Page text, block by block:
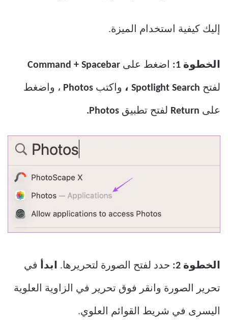
إليك كيفية استخدام الميزة.
الخطوة 1: اضغط على
لفتح واكتب Photos ، واضغط
على Return لفتح تطبيق Photos.
الخطوة 2: حدد لفتح الصورة لتحريرها. ابدأ في
تحرير الصورة وانقر فوق تحرير في الزاوية العلوية
اليسرى في شريط القوائم العلوي.